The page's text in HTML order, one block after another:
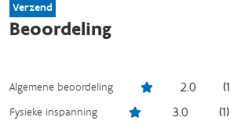
Verzend
Beoordeling
Algemene beoordeling 2.0 (1
Fysieke inspanning 3.0 (1)